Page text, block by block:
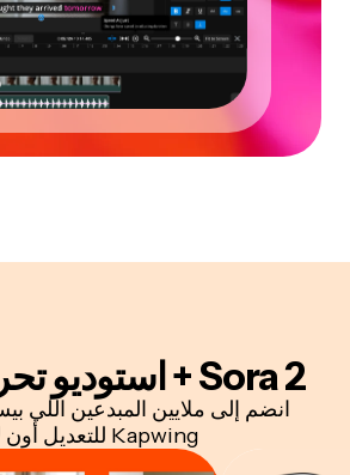
Sora 2 + استوديو تحرير الفيديو
انضم إلى ملايين المبدعين اللي
Kapwing للتعديل أون لاين